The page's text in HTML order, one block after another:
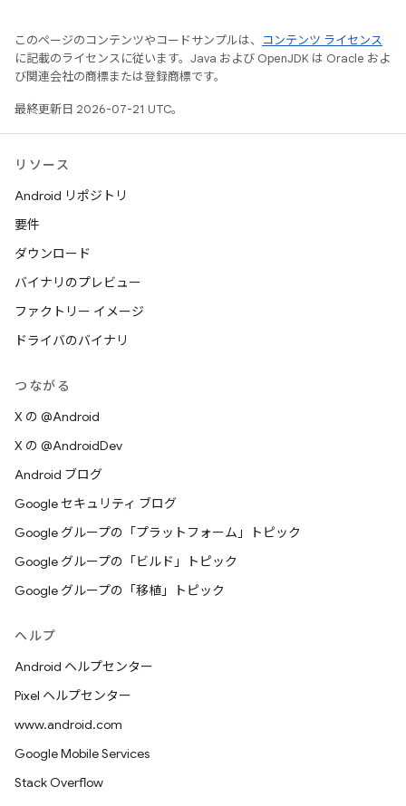
このページのコンテンツやコードサンプルは、
コンテンツ ライセンス
に記載のライセンスに従います。Java および OpenJDK は Oracle およ
び関連会社の商標または登録商標です。
最終更新日 2026-07-21 UTC。
リソース
Android リポジトリ
要件
ダウンロード
バイナリのプレビュー
ファクトリー イメージ
ドライバのバイナリ
つながる
X の @Android
X の @AndroidDev
Android ブログ
Google セキュリティ ブログ
Google グループの「プラットフォーム」トピック
Google グループの「ビルド」トピック
Google グループの「移植」トピック
ヘルプ
Android ヘルプセンター
Pixel ヘルプセンター
www.android.com
Google Mobile Services
Stack Overflow